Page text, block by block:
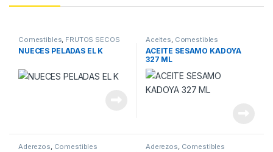
Comestibles, FRUTOS SECOS
NUECES PELADAS EL K
Aceites, Comestibles
ACEITE SESAMO KADOYA
327 ML
Aderezos Comestibles Aderezos Comestibles